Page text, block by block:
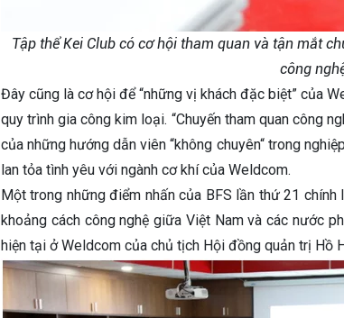
Tập thể Kei Club có cơ hội tham quan và tận mắt
công
Đây cũng là cơ hội để “những vị khách đặc biệt” của
quy trình gia công kim loại. “Chuyến tham quan công
của những hướng dẫn viên “không chuyên“ trong
lan tỏa tình yêu với ngành cơ khí của Weldcom.
Một trong những điểm nhấn của BFS lần thứ 21
khoảng cách công nghệ giữa Việt Nam và các nước
hiện tại ở Weldcom của chủ tịch Hội đồng quản trị Hồ